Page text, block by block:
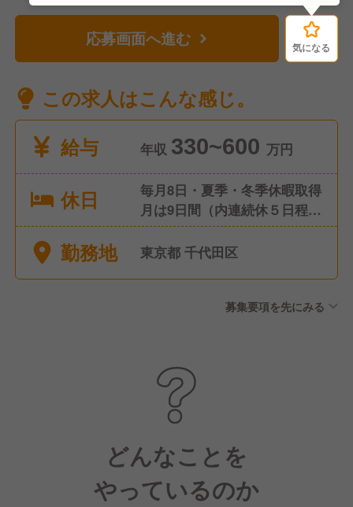
応募画面へ進む 気になる
この求人はこんな感じ。
給与
年収 330~600 万円
休日
毎月8日・夏季・冬季休暇取得
月は9日間（内連続休５日程・
ご希望を考慮致します）
勤務地 東京都 千代田区
募集要項を先にみる
どんなことを
やっているのか
気になる